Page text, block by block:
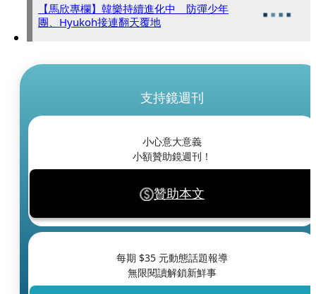
【馬欣專欄】韓樂持續進化中 防彈少年
團、Hyukoh接連翻天覆地
支持鏡週刊
小心意大意義
小額贊助鏡週刊！
贊助本文
每期 $35 元動態話題報導
無限閱讀解鎖新鮮事